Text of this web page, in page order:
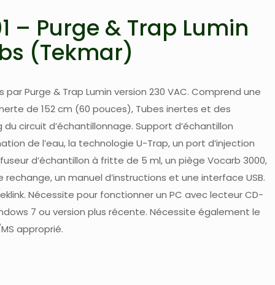
– Purge & Trap Lumin
(Tekmar)
Purge & Trap Lumin version 230 VAC. Comprend une
de 152 cm (60 pouces), Tubes inertes et des
circuit d’échantillonnage. Support d’échantillon
de l’eau, la technologie U-Trap, un port d’injection
d’échantillon à fritte de 5 ml, un piège Vocarb 3000,
rechange, un manuel d’instructions et une interface USB.
Nécessite pour fonctionner un PC avec lecteur CD-
7 ou version plus récente. Nécessite également le
approprié.